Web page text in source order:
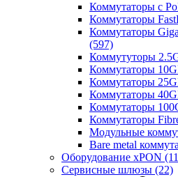
Коммутаторы с
Коммутаторы
Коммутаторы
(597)
Коммутуторы
Коммутаторы
Коммутаторы
Коммутаторы
Коммутаторы
Коммутаторы
Модульные
Bare metal
Оборудование xPON
Сервисные шлюзы (22)